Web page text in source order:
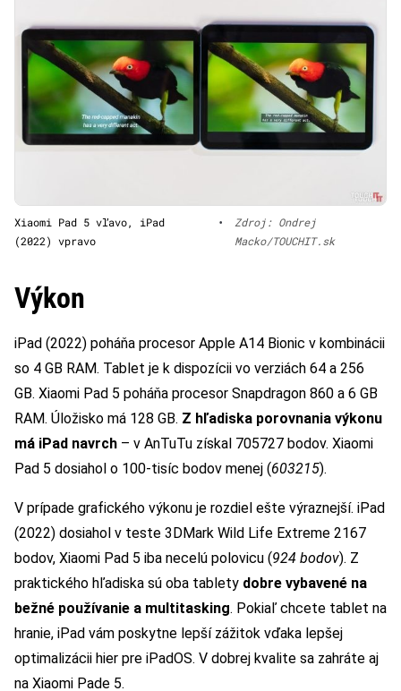
Xiaomi Pad 5 vľavo, iPad
(2022) vpravo
•
Zdroj: Ondrej
Macko/TOUCHIT.sk
Výkon
iPad (2022) poháňa procesor Apple A14 Bionic v kombinácii
so 4 GB RAM. Tablet je k dispozícii vo verziách 64 a 256
GB. Xiaomi Pad 5 poháňa procesor Snapdragon 860 a 6 GB
RAM. Úložisko má 128 GB. Z hľadiska porovnania výkonu
má iPad navrch – v AnTuTu získal 705727 bodov. Xiaomi
Pad 5 dosiahol o 100-tisíc bodov menej (603215).
V prípade grafického výkonu je rozdiel ešte výraznejší. iPad
(2022) dosiahol v teste 3DMark Wild Life Extreme 2167
bodov, Xiaomi Pad 5 iba necelú polovicu (924 bodov). Z
praktického hľadiska sú oba tablety dobre vybavené na
bežné používanie a multitasking. Pokiaľ chcete tablet na
hranie, iPad vám poskytne lepší zážitok vďaka lepšej
optimalizácii hier pre iPadOS. V dobrej kvalite sa zahráte aj
na Xiaomi Pade 5.